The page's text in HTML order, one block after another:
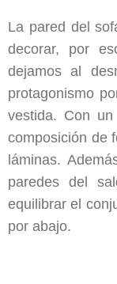
La pared del
decorar, por
dejamos al
protagonismo
vestida. Con
composición de
láminas.
paredes del
equilibrar el
por abajo.